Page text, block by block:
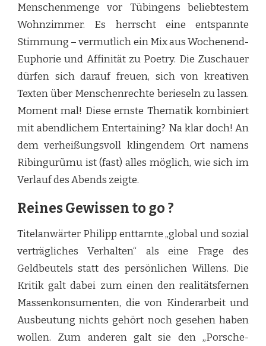
Menschenmenge vor Tübingens beliebtestem
Wohnzimmer. Es herrscht eine entspannte
Stimmung – vermutlich ein Mix aus Wochenend-
Euphorie und Affinität zu Poetry. Die Zuschauer
dürfen sich darauf freuen, sich von kreativen
Texten über Menschenrechte berieseln zu lassen.
Moment mal! Diese ernste Thematik kombiniert
mit abendlichem Entertaining? Na klar doch! An
dem verheißungsvoll klingendem Ort namens
Ribingurũmu ist (fast) alles möglich, wie sich im
Verlauf des Abends zeigte.
Reines Gewissen to go ?
Titelanwärter Philipp enttarnte „global und sozial
verträgliches Verhalten“ als eine Frage des
Geldbeutels statt des persönlichen Willens. Die
Kritik galt dabei zum einen den realitätsfernen
Massenkonsumenten, die von Kinderarbeit und
Ausbeutung nichts gehört noch gesehen haben
wollen. Zum anderen galt sie den „Porsche-